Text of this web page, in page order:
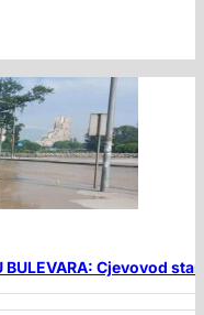
BULEVARA: Cjevovod